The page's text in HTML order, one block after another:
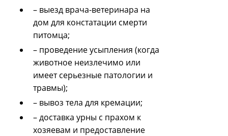
– выезд врача-ветеринара на
дом для констатации смерти
питомца;
– проведение усыпления (когда
животное неизлечимо или
имеет серьезные патологии и
травмы);
– вывоз тела для кремации;
– доставка урны с прахом к
хозяевам и предоставление